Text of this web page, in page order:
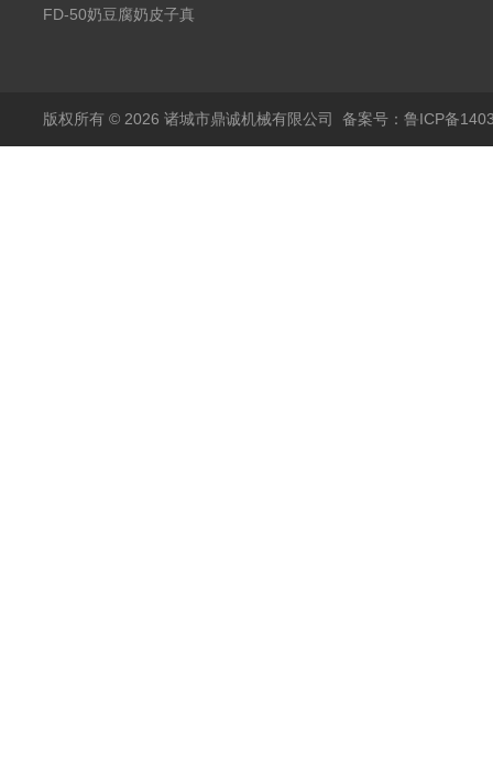
空冻干机
FD-50奶豆腐奶皮子真
版权所有 © 2026 诸城市鼎诚机械有限公司 备案号：鲁ICP备